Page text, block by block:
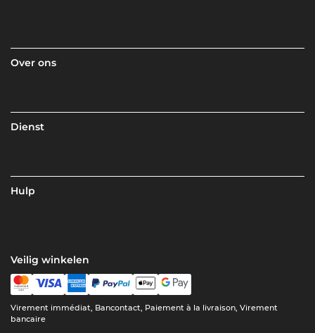
Over ons
Dienst
Hulp
Veilig winkelen
Virement immédiat, Bancontact, Paiement à la livraison, Virement
bancaire